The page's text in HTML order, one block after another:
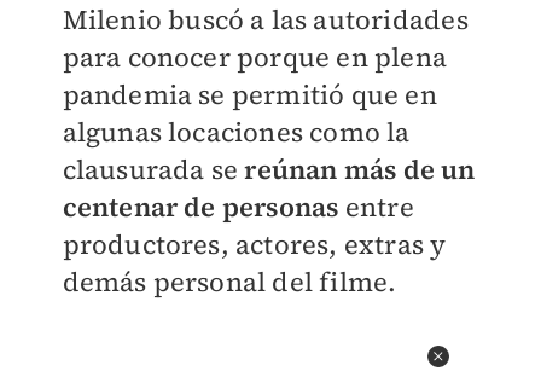
Milenio buscó a las autoridades
para conocer porque en plena
pandemia se permitió que en
algunas locaciones como la
clausurada sereúnan más de un
centenar de personas entre
productores, actores, extras y
demás personal del filme.